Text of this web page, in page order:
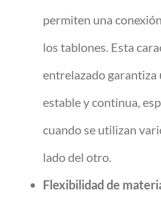
permiten una
los tablones. Esta
entrelazado garantiza
estable y continua,
cuando se utilizan
lado del otro.
Flexibilidad de